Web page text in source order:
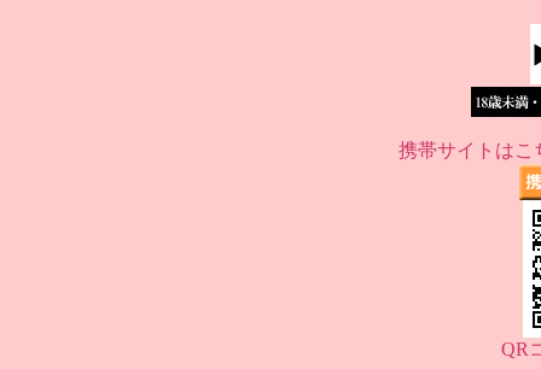
携帯サイトはこ
QR